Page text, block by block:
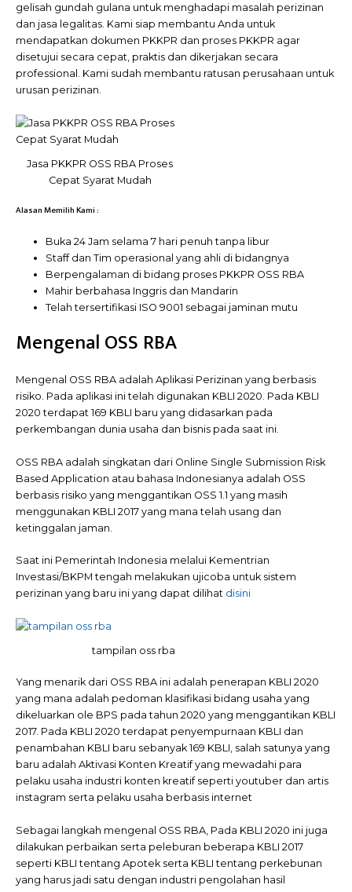
gelisah gundah gulana untuk menghadapi masalah perizinan
dan jasa legalitas. Kami siap membantu Anda untuk
mendapatkan dokumen PKKPR dan proses PKKPR agar
disetujui secara cepat, praktis dan dikerjakan secara
professional. Kami sudah membantu ratusan perusahaan untuk
urusan perizinan.
Jasa PKKPR OSS RBA Proses
Cepat Syarat Mudah
Alasan Memilih Kami :
Buka 24 Jam selama 7 hari penuh tanpa libur
Staff dan Tim operasional yang ahli di bidangnya
Berpengalaman di bidang proses PKKPR OSS RBA
Mahir berbahasa Inggris dan Mandarin
Telah tersertifikasi ISO 9001 sebagai jaminan mutu
Mengenal OSS RBA
Mengenal OSS RBA adalah Aplikasi Perizinan yang berbasis
risiko. Pada aplikasi ini telah digunakan KBLI 2020. Pada KBLI
2020 terdapat 169 KBLI baru yang didasarkan pada
perkembangan dunia usaha dan bisnis pada saat ini.
OSS RBA adalah singkatan dari Online Single Submission Risk
Based Application atau bahasa Indonesianya adalah OSS
berbasis risiko yang menggantikan OSS 1.1 yang masih
menggunakan KBLI 2017 yang mana telah usang dan
ketinggalan jaman.
Saat ini Pemerintah Indonesia melalui Kementrian
Investasi/BKPM tengah melakukan ujicoba untuk sistem
perizinan yang baru ini yang dapat dilihat disini
tampilan oss rba
Yang menarik dari OSS RBA ini adalah penerapan KBLI 2020
yang mana adalah pedoman klasifikasi bidang usaha yang
dikeluarkan ole BPS pada tahun 2020 yang menggantikan KBLI
2017. Pada KBLI 2020 terdapat penyempurnaan KBLI dan
penambahan KBLI baru sebanyak 169 KBLI, salah satunya yang
baru adalah Aktivasi Konten Kreatif yang mewadahi para
pelaku usaha industri konten kreatif seperti youtuber dan artis
instagram serta pelaku usaha berbasis internet
Sebagai langkah mengenal OSS RBA, Pada KBLI 2020 ini juga
dilakukan perbaikan serta peleburan beberapa KBLI 2017
seperti KBLI tentang Apotek serta KBLI tentang perkebunan
yang harus jadi satu dengan industri pengolahan hasil